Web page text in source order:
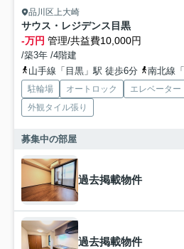
品川区上大崎
サウス・レジデンス目黒
-万円 管理/共益費10,000円
/築3年 /4階建
山手線「目黒」駅 徒歩6分
南北線
駐輪場 オートロック エレベーター
外観タイル張り
募集中の部屋
過去掲載物件
過去掲載物件